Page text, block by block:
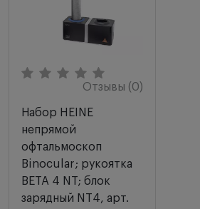
Отзывы (0)
Набор HEINE
непрямой
офтальмоскоп
Binocular; рукоятка
BETA 4 NT; блок
зарядный NT4, арт.